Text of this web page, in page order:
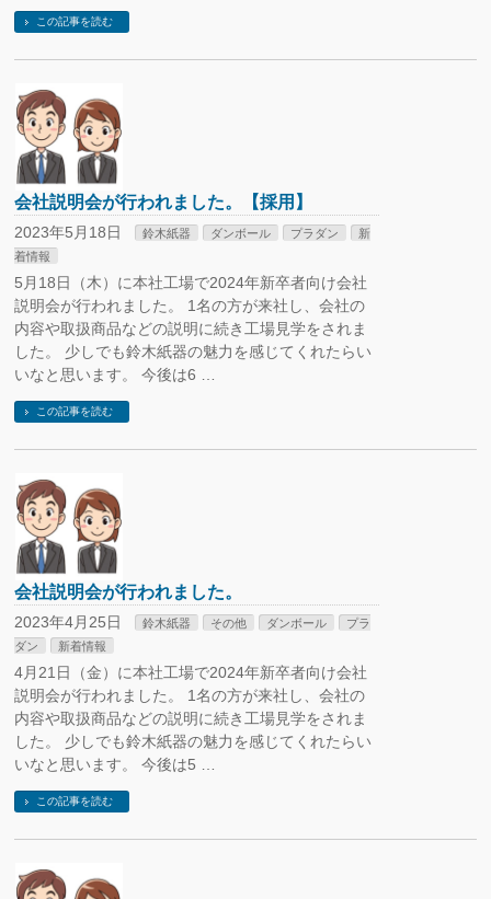
この記事を読む
会社説明会が行われました。【採用】
2023年5月18日 鈴木紙器 ダンボール プラダン
新
着情報
5月18日（木）に本社工場で2024年新卒者向け会社
説明会が行われました。 1名の方が来社し、会社の
内容や取扱商品などの説明に続き工場見学をされま
した。 少しでも鈴木紙器の魅力を感じてくれたらい
いなと思います。 今後は6 …
この記事を読む
会社説明会が行われました。
2023年4月25日 鈴木紙器 その他 ダンボール
プラ
ダン
新着情報
4月21日（金）に本社工場で2024年新卒者向け会社
説明会が行われました。 1名の方が来社し、会社の
内容や取扱商品などの説明に続き工場見学をされま
した。 少しでも鈴木紙器の魅力を感じてくれたらい
いなと思います。 今後は5 …
この記事を読む